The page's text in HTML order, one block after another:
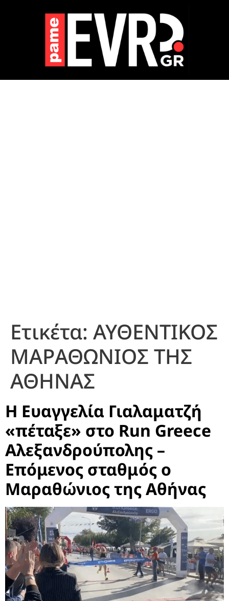
Ετικέτα: ΑΥΘΕΝΤΙΚΟΣ
ΜΑΡΑΘΩΝΙΟΣ ΤΗΣ
ΑΘΗΝΑΣ
Η Ευαγγελία Γιαλαματζή
«πέταξε» στο Run Greece
Αλεξανδρούπολης –
Επόμενος σταθμός ο
Μαραθώνιος της Αθήνας